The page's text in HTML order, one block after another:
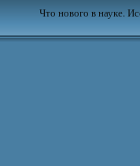
Что нового в науке.